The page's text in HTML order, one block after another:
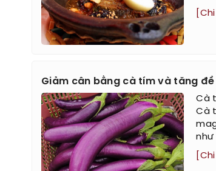
Giảm cân bằng cà tím và tăng
Cà
Cà
như